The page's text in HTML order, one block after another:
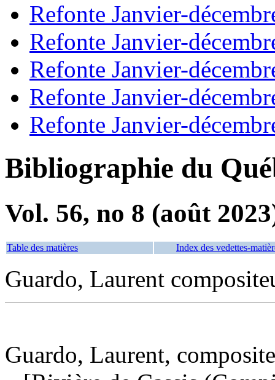
Refonte Janvier-
Refonte Janvier-
Refonte Janvier-
Refonte Janvier-
Refonte Janvier-
Bibliographie du
Vol. 56, no 8 (août
Table des matières Index des vedettes-
Guardo, Laurent
Guardo, Laurent,